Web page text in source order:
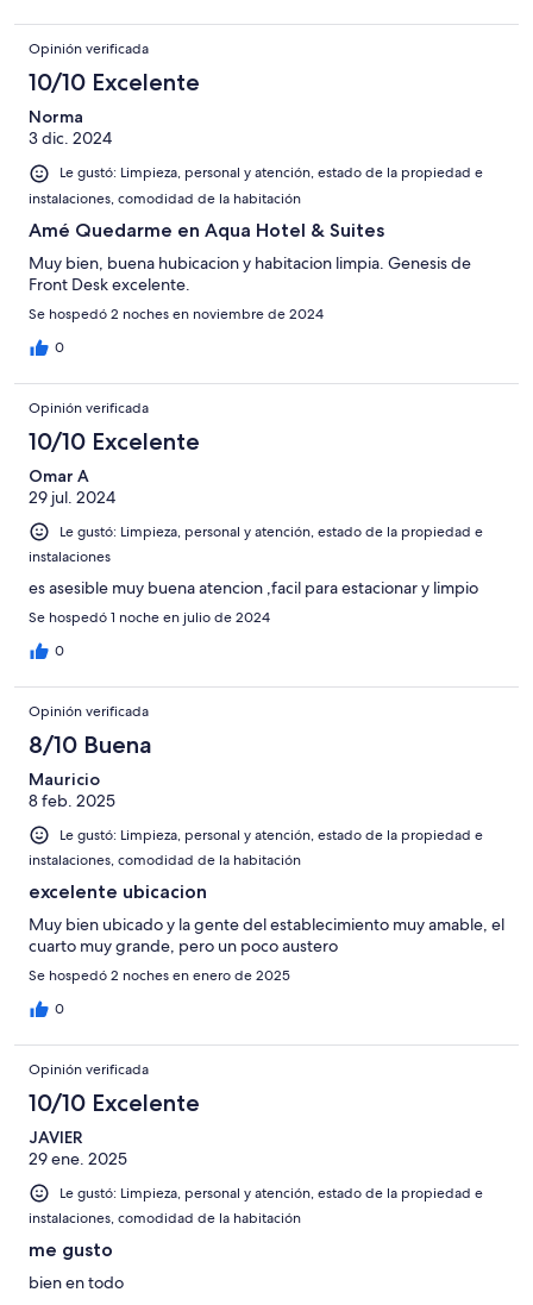
Opinión verificada
10/10 Excelente
Norma
3 dic. 2024
Le gustó: Limpieza, personal y atención, estado de la propiedad e
instalaciones, comodidad de la habitación
Amé Quedarme en Aqua Hotel & Suites
Muy bien, buena hubicacion y habitacion limpia. Genesis de
Front Desk excelente.
Se hospedó 2 noches en noviembre de 2024
0
Opinión verificada
10/10 Excelente
Omar A
29 jul. 2024
Le gustó: Limpieza, personal y atención, estado de la propiedad e
instalaciones
es asesible muy buena atencion ,facil para estacionar y limpio
Se hospedó 1 noche en julio de 2024
0
Opinión verificada
8/10 Buena
Mauricio
8 feb. 2025
Le gustó: Limpieza, personal y atención, estado de la propiedad e
instalaciones, comodidad de la habitación
excelente ubicacion
Muy bien ubicado y la gente del establecimiento muy amable, el
cuarto muy grande, pero un poco austero
Se hospedó 2 noches en enero de 2025
0
Opinión verificada
10/10 Excelente
JAVIER
29 ene. 2025
Le gustó: Limpieza, personal y atención, estado de la propiedad e
instalaciones, comodidad de la habitación
me gusto
bien en todo